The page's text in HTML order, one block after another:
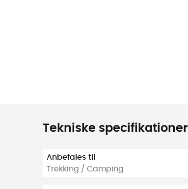
Tekniske specifikationer
Anbefales til
Trekking / Camping